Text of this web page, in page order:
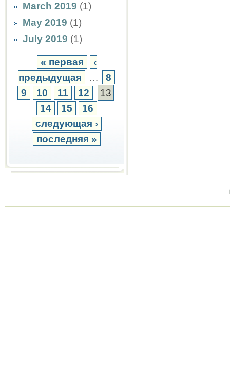
March 2019 (1)
May 2019 (1)
July 2019 (1)
« первая
‹
предыдущая
…
8
9
10 11 12
13
14
15
16
следующая ›
последняя »